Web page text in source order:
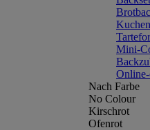
Mini-
Nach Farbe
No Colour
Kirschrot
Ofenrot